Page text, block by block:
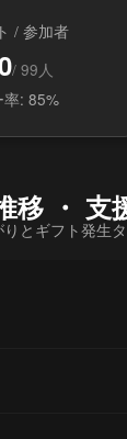
/ 参加者
/ 99人
率: 85%
移 ・ 支
とギフト発生